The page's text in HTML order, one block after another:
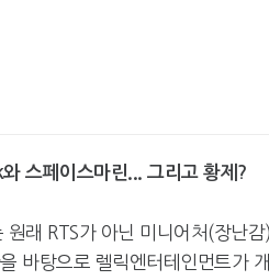
스페이스마린... 그리고 황제?
원래 RTS가 아닌 미니어처(장난
바탕으로 렐릭엔터테인먼트가